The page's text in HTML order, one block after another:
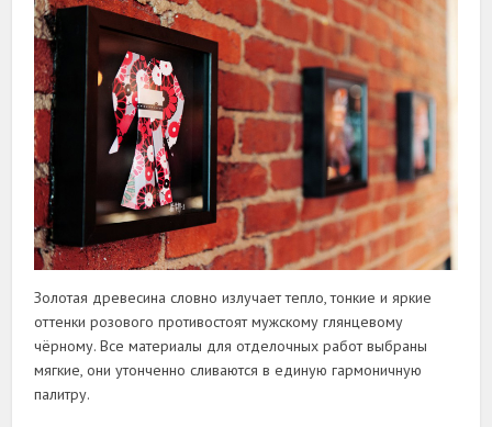
Золотая древесина словно излучает тепло, тонкие и яркие
оттенки розового противостоят мужскому глянцевому
чёрному. Все материалы для отделочных работ выбраны
мягкие, они утонченно сливаются в единую гармоничную
палитру.